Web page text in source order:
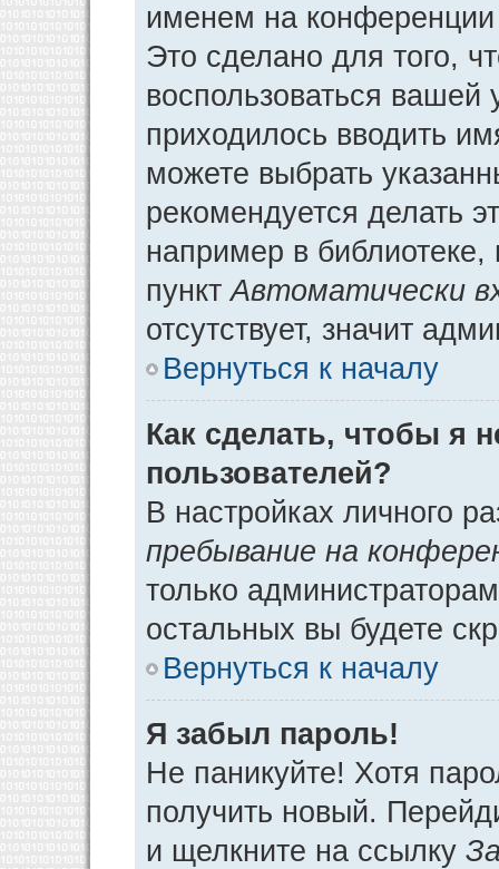
именем на конференции
Это сделано для того,
воспользоваться
приходилось вводить
можете выбрать
рекомендуется делать
например в библиотеке,
пунктАвтоматически
отсутствует, значит
Вернуться к началу
Как сделать, чтобы я
пользователей?
В настройках личного
пребывание на
только
остальных вы будете
Вернуться к началу
Я забыл пароль!
Не паникуйте! Хотя
получить новый.
и щелкните на ссылку